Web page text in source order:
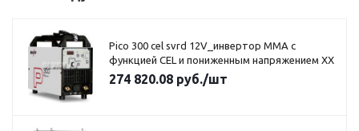
Pico 300 cel svrd 12V_инвертор MMA с
функцией CEL и пониженным напряжением XX
274 820.08 руб./шт